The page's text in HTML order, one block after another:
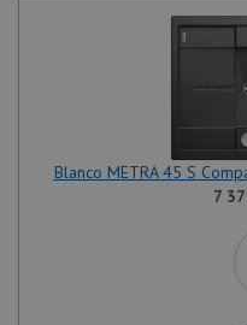
Blanco METRA 45 S
7